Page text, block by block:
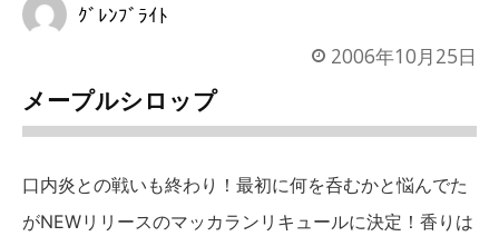
ｸﾞﾚﾝﾌﾞﾗｲﾄ
2006年10月25日
メープルシロップ
口内炎との戦いも終わり！最初に何を呑むかと悩んでた
がNEWリリースのマッカランリキュールに決定！香りは